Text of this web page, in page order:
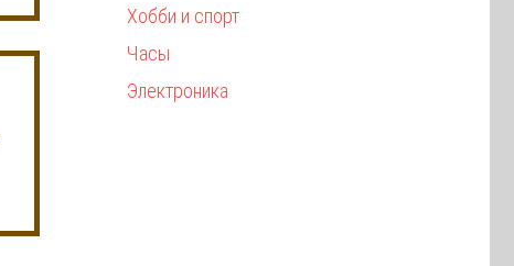
Хобби и спорт
Часы
Электроника